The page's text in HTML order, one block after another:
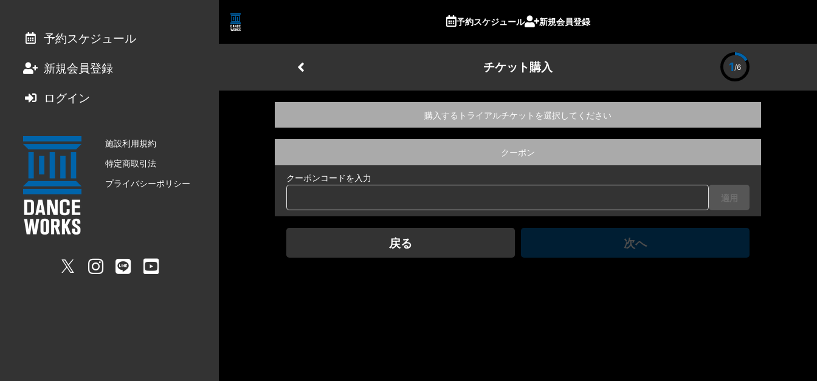
予約スケジュール 新規会員登録
チケット購入 1/6
購入するトライアルチケットを選択してください
クーポン
クーポンコードを入力
適用
次へ
戻る
予約スケジュール
新規会員登録
ログイン
施設利用規約
特定商取引法
プライバシーポリシー